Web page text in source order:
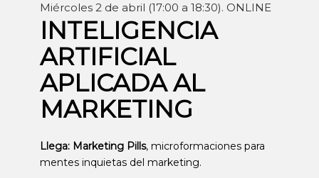
Miércoles 2 de abril (17:00 a 18:30). ONLINE
INTELIGENCIA
ARTIFICIAL
APLICADA AL
MARKETING
Llega: Marketing Pills, microformaciones para
mentes inquietas del marketing.